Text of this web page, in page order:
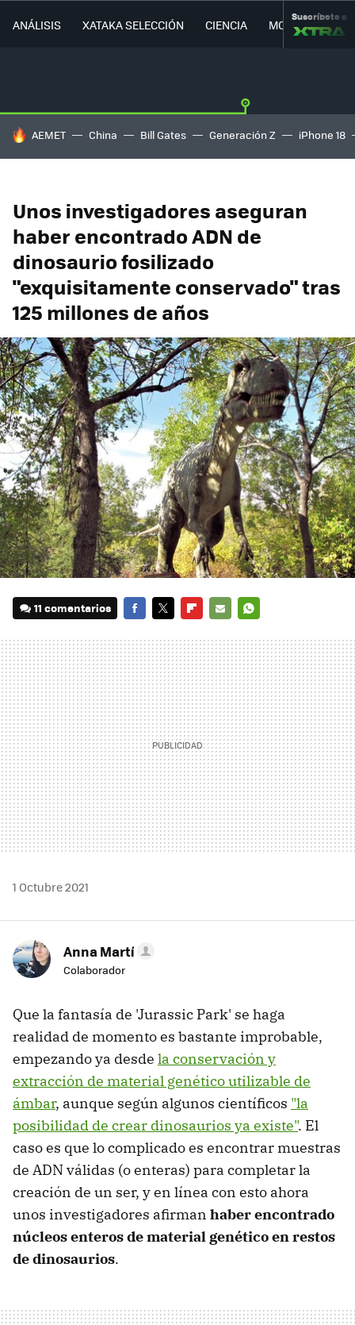
ANÁLISIS XATAKA SELECCIÓN CIENCIA MOVILIDAD
Suscríbete a
HOY SE HABLA DE
AEMET China Bill Gates Generación Z iPhone 18
Unos investigadores aseguran
haber encontrado ADN de
dinosaurio fosilizado
"exquisitamente conservado" tras
125 millones de años
11 comentarios
MAIL
1 Octubre 2021
Anna Martí
Colaborador
Que la fantasía de 'Jurassic Park' se haga
realidad de momento es bastante improbable,
empezando ya desde la conservación y
extracción de material genético utilizable de
ámbar, aunque según algunos científicos "la
posibilidad de crear dinosaurios ya existe". El
caso es que lo complicado es encontrar muestras
de ADN válidas (o enteras) para completar la
creación de un ser, y en línea con esto ahora
unos investigadores afirman haber encontrado
núcleos enteros de material genético en restos
de dinosaurios.